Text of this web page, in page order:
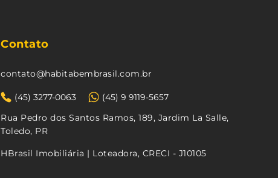
Contato
contato@habitabembrasil.com.br
(45) 3277-0063
(45) 9 9119-5657
Rua Pedro dos Santos Ramos, 189, Jardim La Salle,
Toledo, PR
HBrasil Imobiliária | Loteadora, CRECI - J10105